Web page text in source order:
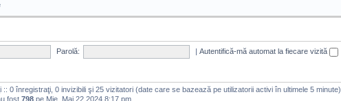
Parolă: | Autentifică-mă automat la fiecare vizită
:: 0 înregistraţi, 0 invizibili şi 25 vizitatori (date care se bazează pe utilizatorii activi în ultimele 5 minute)
fost 798 pe Mie, Mai 22 2024 8:17 pm